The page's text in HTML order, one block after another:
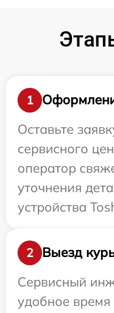
1
Оставьте
сервисного
оператор
уточнения
устройства
2
Выезд
Сервисный
удобное